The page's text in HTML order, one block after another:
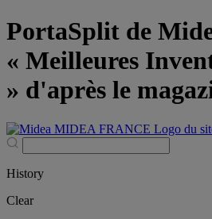
PortaSplit de
« Meilleures
» d'après le
History
Clear